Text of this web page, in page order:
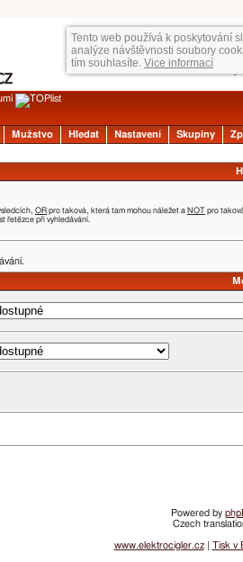
Tento web používá k poskytování
analýze návštěvnosti soubory
tím souhlasíte. Vice informací
Mužstvo Hledat Nastavení Skupiny
OR pro taková, která tam mohou náležet a NOT pro
řetězce při vyhledávání.
Powered by
Czech
www.elektrocigler.cz| Tisk v